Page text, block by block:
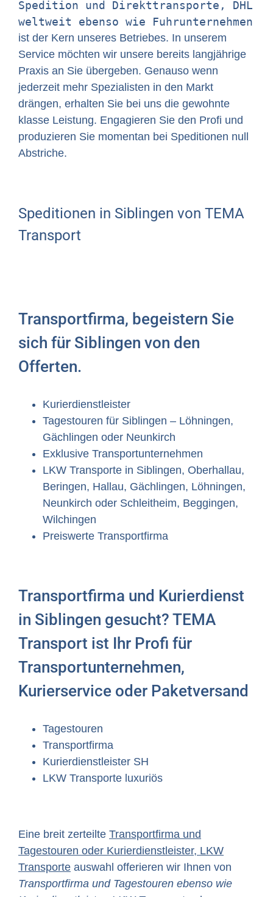
Spedition und Direkttransporte, DHL
weltweit ebenso wie Fuhrunternehmen
ist der Kern unseres Betriebes. In unserem
Service möchten wir unsere bereits langjährige
Praxis an Sie übergeben. Genauso wenn
jederzeit mehr Spezialisten in den Markt
drängen, erhalten Sie bei uns die gewohnte
klasse Leistung. Engagieren Sie den Profi und
produzieren Sie momentan bei Speditionen null
Abstriche.
Speditionen in Siblingen von TEMA
Transport
Transportfirma, begeistern Sie
sich für Siblingen von den
Offerten.
Kurierdienstleister
Tagestouren für Siblingen – Löhningen,
Gächlingen oder Neunkirch
Exklusive Transportunternehmen
LKW Transporte in Siblingen, Oberhallau,
Beringen, Hallau, Gächlingen, Löhningen,
Neunkirch oder Schleitheim, Beggingen,
Wilchingen
Preiswerte Transportfirma
Transportfirma und Kurierdienst
in Siblingen gesucht? TEMA
Transport ist Ihr Profi für
Transportunternehmen,
Kurierservice oder Paketversand
Tagestouren
Transportfirma
Kurierdienstleister SH
LKW Transporte luxuriös
Eine breit zerteilte Transportfirma und
Tagestouren oder Kurierdienstleister, LKW
Transporte auswahl offerieren wir Ihnen von
Transportfirma und Tagestouren ebenso wie